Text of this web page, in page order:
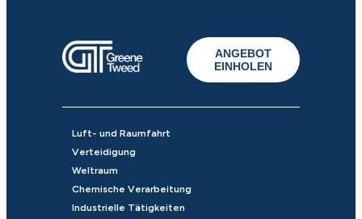
ANGEBOT
EINHOLEN
Luft- und Raumfahrt
Verteidigung
Weltraum
Chemische Verarbeitung
Industrielle Tätigkeiten